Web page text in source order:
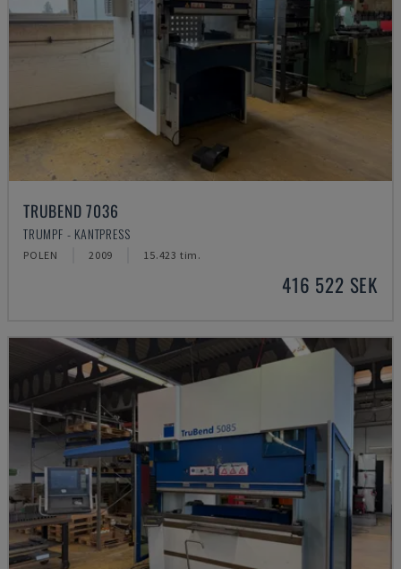
TRUBEND 7036
TRUMPF - KANTPRESS
POLEN 2009 15.423 tim.
416 522 SEK